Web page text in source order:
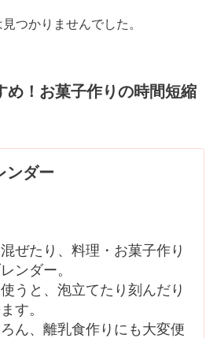
つかりませんでした。
め！お菓子作りの時間短縮
ンダー
ぜたり、料理・お菓子作り
ンダー。
うと、泡立てたり刻んだり
す。
ん、離乳食作りにも大変便